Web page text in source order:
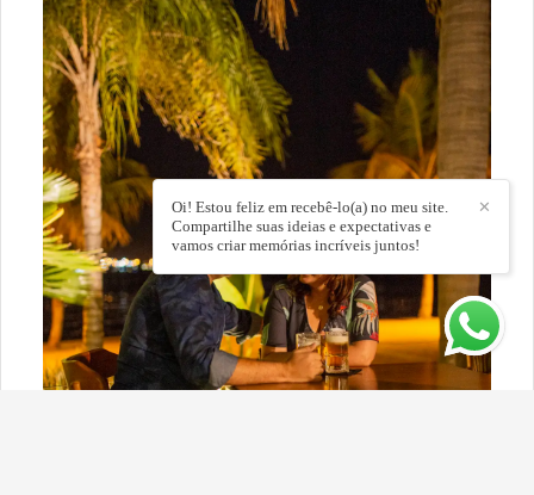
✕
Oi! Estou feliz em recebê-lo(a) no meu site.
Compartilhe suas ideias e expectativas e
vamos criar memórias incríveis juntos!